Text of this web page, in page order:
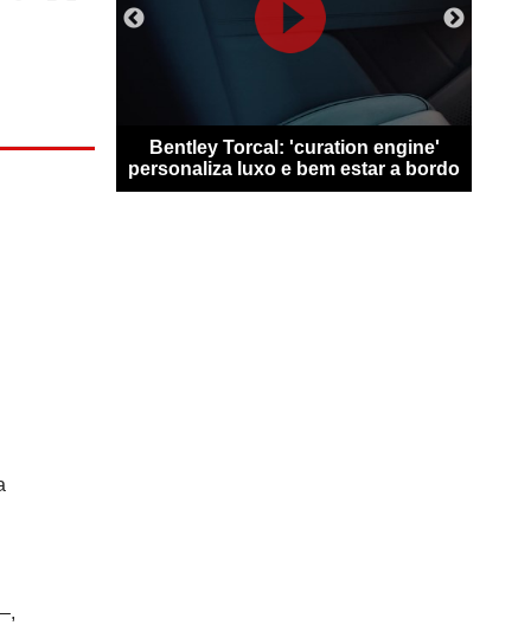
Qashqai
Bentley Torcal: 'curation engine'
personaliza luxo e bem estar a bordo